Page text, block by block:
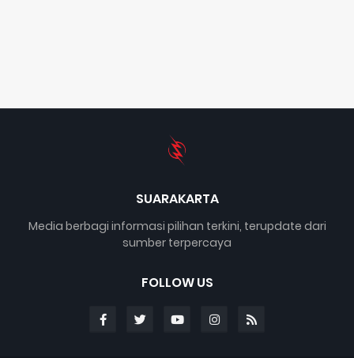
SUARAKARTA
Media berbagi informasi pilihan terkini, terupdate dari
sumber terpercaya
FOLLOW US